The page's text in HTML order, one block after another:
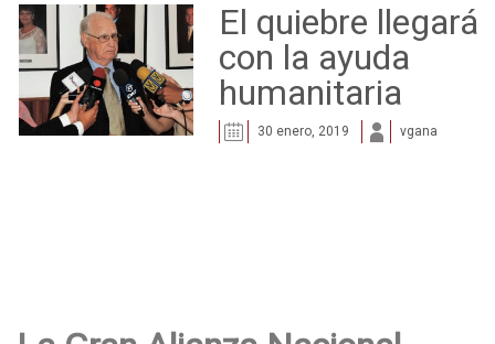
El quiebre llegará
con la ayuda
humanitaria
30 enero, 2019 vgana